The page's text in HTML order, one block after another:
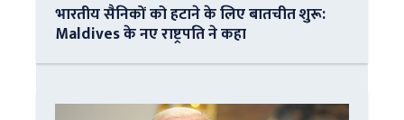
भारतीय सैनिकों को हटाने के लिए बातचीत शुरू:
Maldives के नए राष्ट्रपति ने कहा